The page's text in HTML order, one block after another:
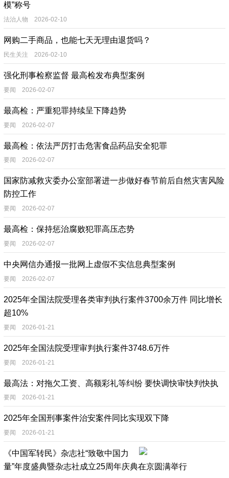
模”称号
法治人物 2026-02-10
网购二手商品，也能七天无理由退货吗？
民生关注 2026-02-10
强化刑事检察监督 最高检发布典型案例
要闻 2026-02-07
最高检：严重犯罪持续呈下降趋势
要闻 2026-02-07
最高检：依法严厉打击危害食品药品安全犯罪
要闻 2026-02-07
国家防减救灾委办公室部署进一步做好春节前后自然灾害风险
防控工作
要闻 2026-02-07
最高检：保持惩治腐败犯罪高压态势
要闻 2026-02-07
中央网信办通报一批网上虚假不实信息典型案例
要闻 2026-02-07
2025年全国法院受理各类审判执行案件3700余万件 同比增长
超10%
要闻 2026-01-21
2025年全国法院受理审判执行案件3748.6万件
要闻 2026-01-21
最高法：对拖欠工资、高额彩礼等纠纷 要快调快审快判快执
要闻 2026-01-21
2025年全国刑事案件治安案件同比实现双下降
要闻 2026-01-21
《中国军转民》杂志社“致敬中国力
量”年度盛典暨杂志社成立25周年庆典在京圆满举行